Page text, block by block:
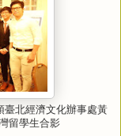
臺北經濟文化辦事處黃
留學生合影